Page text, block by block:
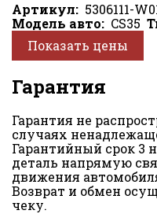
Артикул
5306111-
Модель авто
CS35
Показать цены
Гарантия
Гарантия не
случаях
Гарантийный срок 3
деталь напрямую
движения
Возврат и обмен
чеку.